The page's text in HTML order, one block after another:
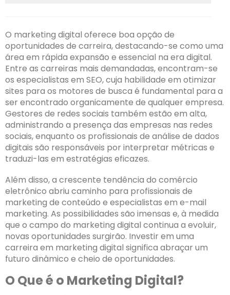
O marketing digital oferece boa opção de
oportunidades de carreira, destacando-se como uma
área em rápida expansão e essencial na era digital.
Entre as carreiras mais demandadas, encontram-se
os especialistas em SEO, cuja habilidade em otimizar
sites para os motores de busca é fundamental para a
ser encontrado organicamente de qualquer empresa.
Gestores de redes sociais também estão em alta,
administrando a presença das empresas nas redes
sociais, enquanto os profissionais de análise de dados
digitais são responsáveis por interpretar métricas e
traduzi-las em estratégias eficazes.
Além disso, a crescente tendência do comércio
eletrônico abriu caminho para profissionais de
marketing de conteúdo e especialistas em e-mail
marketing. As possibilidades são imensas e, à medida
que o campo do marketing digital continua a evoluir,
novas oportunidades surgirão. Investir em uma
carreira em marketing digital significa abraçar um
futuro dinâmico e cheio de oportunidades.
O Que é o Marketing Digital?